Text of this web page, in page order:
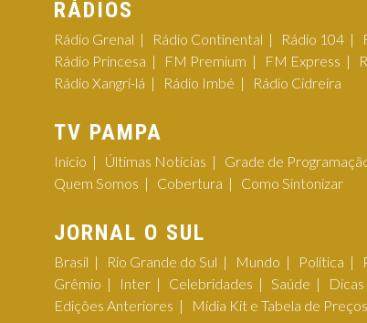
RÁDIOS
Rádio Grenal Rádio Continental Rádio 104
Rádio Princesa
FM Premium FM Express
Rádio Xangri-lá
Rádio Imbé Rádio Cidreira
TV PAMPA
Início Últimas Notícias Grade de
Quem Somos
Cobertura Como Sintonizar
JORNAL O SUL
Brasil Rio Grande do Sul Mundo Política
Grêmio
Inter Celebridades Saúde Dicas
Edições Anteriores
Mídia Kit e Tabela de